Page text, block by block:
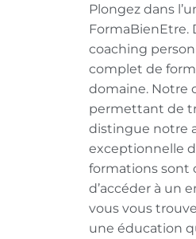
Plongez dans
FormaBienEtre.
coaching
complet de
domaine. Notre
permettant de
distingue notre
exceptionnelle
formations sont
d’accéder à un
vous vous
une éducation